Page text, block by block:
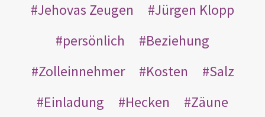
Jehovas Zeugen
Jürgen Klopp
persönlich
Beziehung
Zolleinnehmer
Kosten
Salz
Einladung
Hecken Zäune